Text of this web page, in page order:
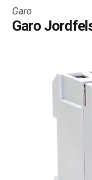
Garo
Garo